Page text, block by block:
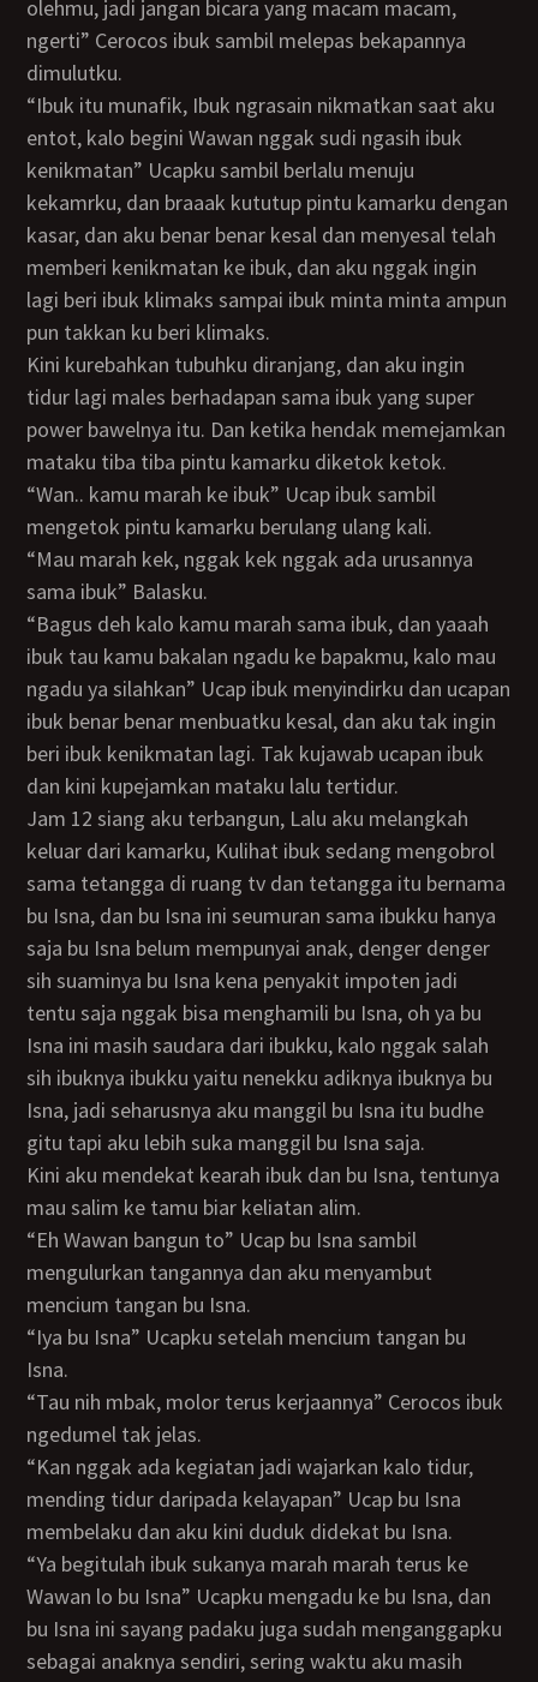
olehmu, jadi jangan bicara yang macam macam,
ngerti” Cerocos ibuk sambil melepas bekapannya
dimulutku.
“Ibuk itu munafik, Ibuk ngrasain nikmatkan saat aku
entot, kalo begini Wawan nggak sudi ngasih ibuk
kenikmatan” Ucapku sambil berlalu menuju
kekamrku, dan braaak kututup pintu kamarku dengan
kasar, dan aku benar benar kesal dan menyesal telah
memberi kenikmatan ke ibuk, dan aku nggak ingin
lagi beri ibuk klimaks sampai ibuk minta minta ampun
pun takkan ku beri klimaks.
Kini kurebahkan tubuhku diranjang, dan aku ingin
tidur lagi males berhadapan sama ibuk yang super
power bawelnya itu. Dan ketika hendak memejamkan
mataku tiba tiba pintu kamarku diketok ketok.
“Wan.. kamu marah ke ibuk” Ucap ibuk sambil
mengetok pintu kamarku berulang ulang kali.
“Mau marah kek, nggak kek nggak ada urusannya
sama ibuk” Balasku.
“Bagus deh kalo kamu marah sama ibuk, dan yaaah
ibuk tau kamu bakalan ngadu ke bapakmu, kalo mau
ngadu ya silahkan” Ucap ibuk menyindirku dan ucapan
ibuk benar benar menbuatku kesal, dan aku tak ingin
beri ibuk kenikmatan lagi. Tak kujawab ucapan ibuk
dan kini kupejamkan mataku lalu tertidur.
Jam 12 siang aku terbangun, Lalu aku melangkah
keluar dari kamarku, Kulihat ibuk sedang mengobrol
sama tetangga di ruang tv dan tetangga itu bernama
bu Isna, dan bu Isna ini seumuran sama ibukku hanya
saja bu Isna belum mempunyai anak, denger denger
sih suaminya bu Isna kena penyakit impoten jadi
tentu saja nggak bisa menghamili bu Isna, oh ya bu
Isna ini masih saudara dari ibukku, kalo nggak salah
sih ibuknya ibukku yaitu nenekku adiknya ibuknya bu
Isna, jadi seharusnya aku manggil bu Isna itu budhe
gitu tapi aku lebih suka manggil bu Isna saja.
Kini aku mendekat kearah ibuk dan bu Isna, tentunya
mau salim ke tamu biar keliatan alim.
“Eh Wawan bangun to” Ucap bu Isna sambil
mengulurkan tangannya dan aku menyambut
mencium tangan bu Isna.
“Iya bu Isna” Ucapku setelah mencium tangan bu
Isna.
“Tau nih mbak, molor terus kerjaannya” Cerocos ibuk
ngedumel tak jelas.
“Kan nggak ada kegiatan jadi wajarkan kalo tidur,
mending tidur daripada kelayapan” Ucap bu Isna
membelaku dan aku kini duduk didekat bu Isna.
“Ya begitulah ibuk sukanya marah marah terus ke
Wawan lo bu Isna” Ucapku mengadu ke bu Isna, dan
bu Isna ini sayang padaku juga sudah menganggapku
sebagai anaknya sendiri, sering waktu aku masih